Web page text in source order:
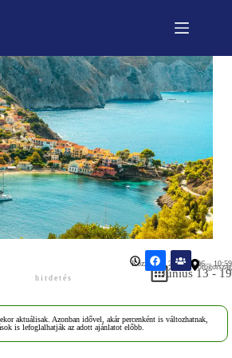
Június 13 - 19
Közzétéve: 2026.04.06 – 10:59
Görögország
hirdetés
aktuálisak. Azonban idővel, akár percenként is változhatnak,
is lefoglalhatják az adott ajánlatot előbb.